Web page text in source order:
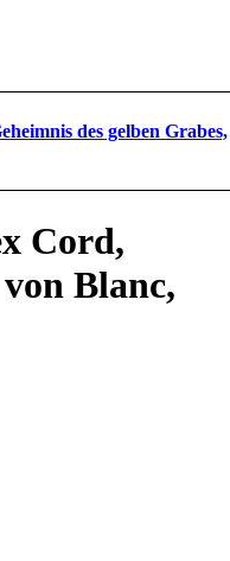
des gelben Grabes,
Cord,
Blanc,